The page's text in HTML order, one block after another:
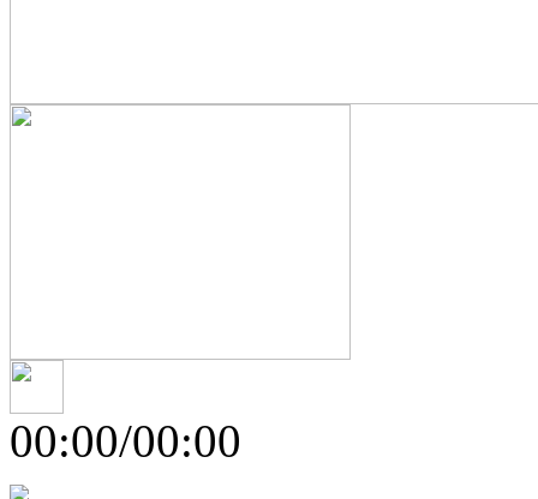
00:00/00:00